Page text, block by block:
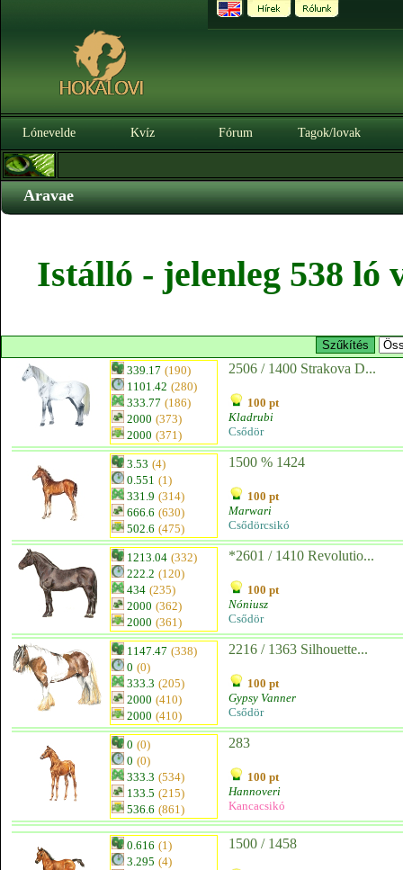
Lónevelde Kvíz Fórum Tagok/lovak
Aravae
Istálló - jelenleg 538 ló
339.17 (190)
1101.42 (280)
333.77 (186)
2000 (373)
2000 (371)
2506 / 1400 Strakova D...
100 pt
Kladrubi
Csődör
3.53 (4)
0.551 (1)
331.9 (314)
666.6 (630)
502.6 (475)
1500 % 1424
100 pt
Marwari
Csődörcsikó
1213.04 (332)
222.2 (120)
434 (235)
2000 (362)
2000 (361)
*2601 / 1410 Revolutio...
100 pt
Nóniusz
Csődör
1147.47 (338)
0 (0)
333.3 (205)
2000 (410)
2000 (410)
2216 / 1363 Silhouette...
100 pt
Gypsy Vanner
Csődör
0 (0)
0 (0)
333.3 (534)
133.5 (215)
536.6 (861)
283
100 pt
Hannoveri
Kancacsikó
0.616 (1)
3.295 (4)
1500 / 1458